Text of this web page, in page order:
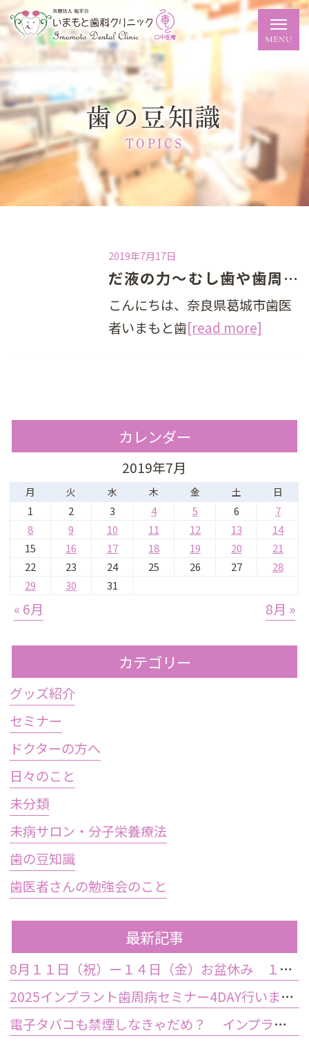
歯の豆知識
TOPICS
2019年7月17日
だ液の力～むし歯や歯周病に立ち向かう～
こんにちは、奈良県葛城市歯医
者いまもと歯[read more]
カレンダー
2019年7月
月 火 水 木 金 土 日
1 2 3 4 5 6
7
8
9 10 11 12 13
14
15
16 17 18 19 20
21
22
23 24 25 26 27
28
29
30 31
« 6月 8月 »
カテゴリー
グッズ紹介
セミナー
ドクターの方へ
日々のこと
未分類
未病サロン・分子栄養療法
歯の豆知識
歯医者さんの勉強会のこと
最新記事
8月１１日（祝）ー１４日（金）お盆休み １５日土曜日から診療しております
2025インプラント歯周病セミナー4DAY行いました
電子タバコも禁煙しなきゃだめ？ インプラント手術前後の喫煙が及ぼす影響とは？